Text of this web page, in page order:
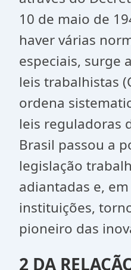
10 de maio de
haver várias
especiais, surge
leis trabalhistas
ordena
leis reguladoras
Brasil passou a
legislação
adiantadas e,
instituições,
pioneiro das
2 DA